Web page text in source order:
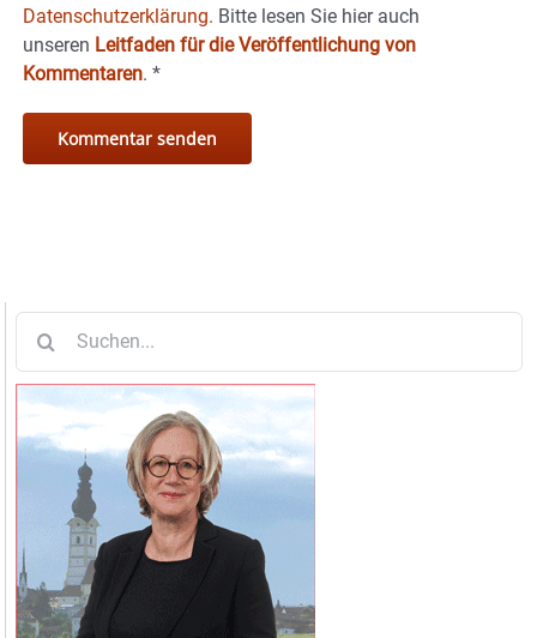
Datenschutzerklärung. Bitte lesen Sie hier auch
unseren Leitfaden für die Veröffentlichung von
Kommentaren. *
nach: